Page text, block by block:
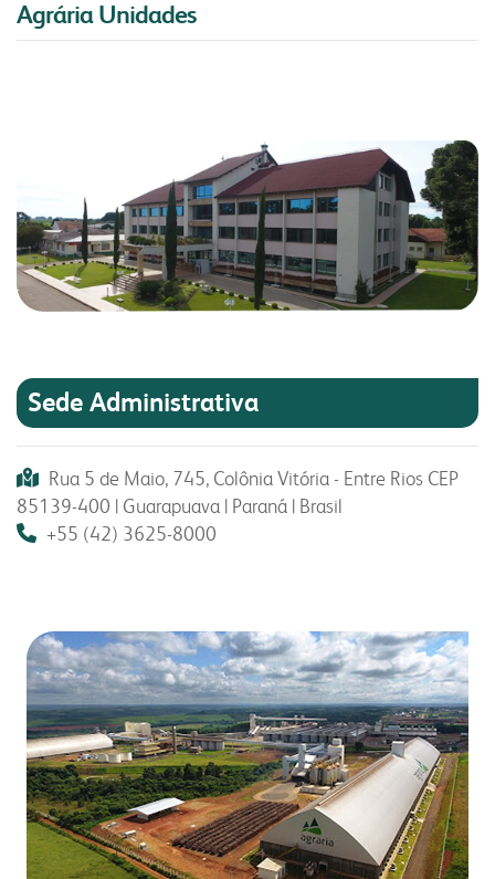
Agrária Unidades
Sede Administrativa
Rua 5 de Maio, 745, Colônia Vitória - Entre Rios CEP
85139-400 | Guarapuava | Paraná | Brasil
+55 (42) 3625-8000